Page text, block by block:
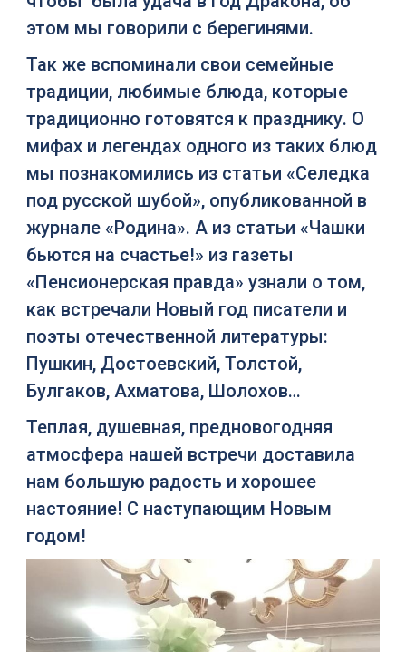
этом мы говорили с берегинями.
Так же вспоминали свои семейные
традиции, любимые блюда, которые
традиционно готовятся к празднику. О
мифах и легендах одного из таких блюд
мы познакомились из статьи «Селедка
под русской шубой», опубликованной в
журнале «Родина». А из статьи «Чашки
бьются на счастье!» из газеты
«Пенсионерская правда» узнали о том,
как встречали Новый год писатели и
поэты отечественной литературы:
Пушкин, Достоевский, Толстой,
Булгаков, Ахматова, Шолохов…
Теплая, душевная, предновогодняя
атмосфера нашей встречи доставила
нам большую радость и хорошее
настояние! С наступающим Новым
годом!